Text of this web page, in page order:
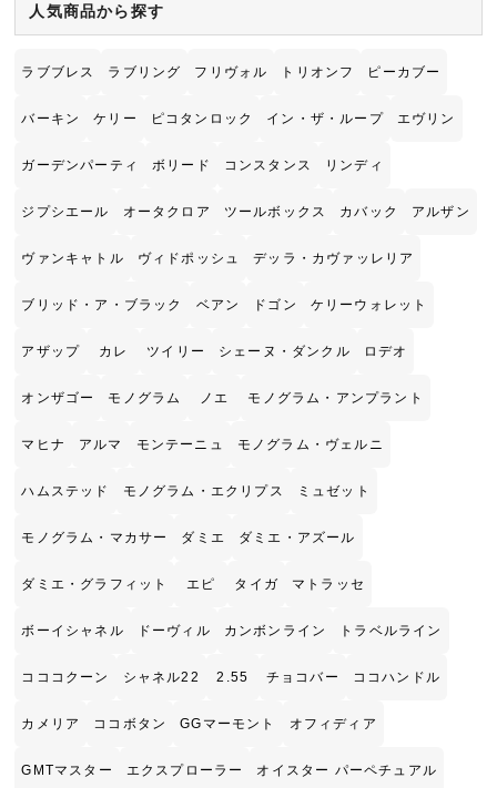
人気商品から探す
ラブブレス ラブリング フリヴォル トリオンフ ピーカブー
バーキン ケリー ピコタンロック イン・ザ・ループ エヴリン
ガーデンパーティ ボリード コンスタンス リンディ
ジプシエール オータクロア ツールボックス カバック アルザン
ヴァンキャトル ヴィドポッシュ デッラ・カヴァッレリア
ブリッド・ア・ブラック ベアン ドゴン ケリーウォレット
アザップ カレ ツイリー シェーヌ・ダンクル ロデオ
オンザゴー モノグラム ノエ モノグラム・アンプラント
マヒナ アルマ モンテーニュ モノグラム・ヴェルニ
ハムステッド モノグラム・エクリプス ミュゼット
モノグラム・マカサー ダミエ ダミエ・アズール
ダミエ・グラフィット エピ タイガ マトラッセ
ボーイシャネル ドーヴィル カンボンライン トラベルライン
コココクーン シャネル22 2.55 チョコバー ココハンドル
カメリア ココボタン GGマーモント オフィディア
GMTマスター エクスプローラー オイスター パーペチュアル